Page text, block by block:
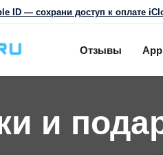
ID — сохрани доступ к оплате
Отзывы
и